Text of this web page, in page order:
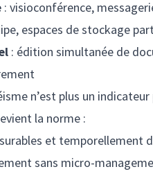
: visioconférence,
espaces de stockage
: édition simultanée de
n’est plus un
la norme :
et temporellement
sans micro-